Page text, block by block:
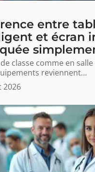
entre
et écran
classe comme en
reviennent…
2026